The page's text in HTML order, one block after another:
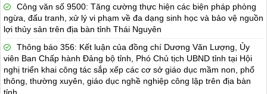
Công văn số 9500: Tăng cường thực hiện các biện pháp phòng
ngừa, đấu tranh, xử lý vi phạm về đa dạng sinh học và bảo vệ nguồn
lợi thủy sản trên địa bàn tỉnh Thái Nguyên
Thông báo 356: Kết luận của đồng chí Dương Văn Lượng, Ủy
viên Ban Chấp hành Đảng bộ tỉnh, Phó Chủ tịch UBND tỉnh tại Hội
nghị triển khai công tác sắp xếp các cơ sở giáo dục mầm non, phổ
thông, thường xuyên, giáo dục nghề nghiệp công lập trên địa bàn